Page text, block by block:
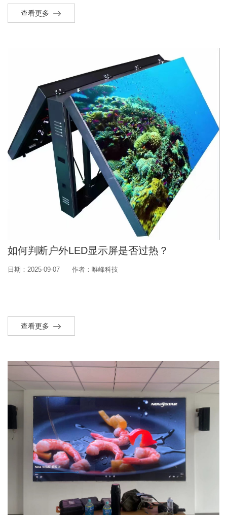
查看更多
如何判断户外LED显示屏是否过热？
日期：2025-09-07 作者：唯峰科技
查看更多